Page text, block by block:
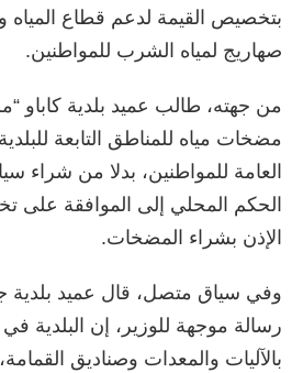
بتخصيص القيمة لدعم قطاع
صهاريج لمياه الشرب للمواطنين.
من جهته، طالب عميد بلدية كاباو
مضخات مياه للمناطق التابعة
العامة للمواطنين، بدلا من شراء
الحكم المحلي إلى الموافقة على
الإذن بشراء المضخات.
وفي سياق متصل، قال عميد بلدية
رسالة موجهة للوزير، إن البلدية
بالآليات والمعدات وصناديق